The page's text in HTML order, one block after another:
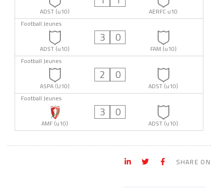
ADST (u10)
AERFC u10
Football Jeunes
ADST (u10)
3 0
FAM (u10)
Football Jeunes
ASPA (U10)
2 0
ADST (u10)
Football Jeunes
AMF (u10)
3 0
ADST (u10)
SHARE ON